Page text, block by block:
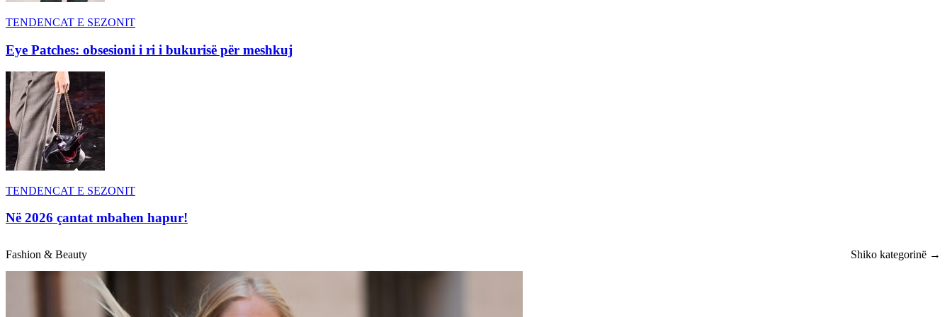
TENDENCAT E SEZONIT
Eye Patches: obsesioni i ri i bukurisë për meshkuj
TENDENCAT E SEZONIT
Në 2026 çantat mbahen hapur!
Fashion & Beauty Shiko kategorinë →